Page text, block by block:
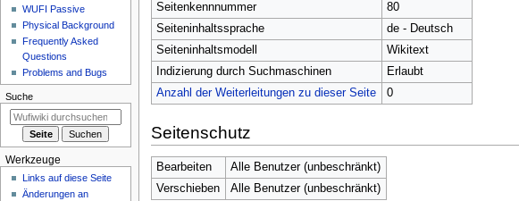
Seitenkennnummer
80
Seiteninhaltssprache
de - Deutsch
Seiteninhaltsmodell
Wikitext
Indizierung durch Suchmaschinen
Erlaubt
Anzahl der Weiterleitungen zu dieser Seite
0
Seitenschutz
Bearbeiten
Alle Benutzer (unbeschränkt)
Verschieben
Alle Benutzer (unbeschränkt)
n
s
m
e
n
WUFI Passive
Physical Background
Frequently Asked
Questions
Problems and Bugs
Suche
Werkzeuge
Links auf diese Seite
Änderungen an